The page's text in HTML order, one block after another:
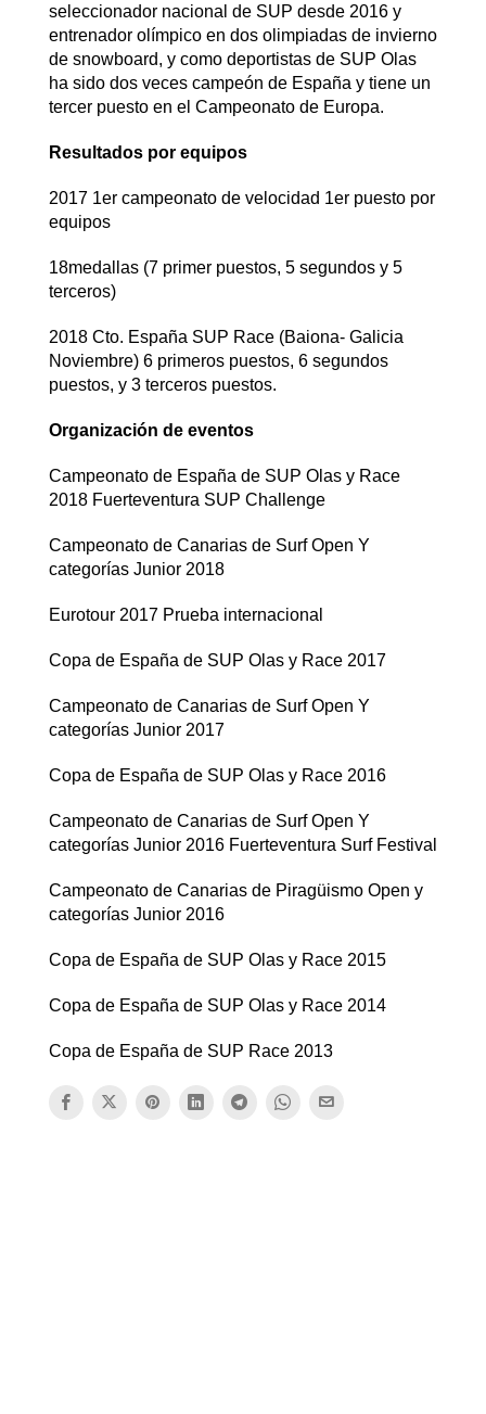
seleccionador nacional de SUP desde 2016 y
entrenador olímpico en dos olimpiadas de invierno
de snowboard, y como deportistas de SUP Olas
ha sido dos veces campeón de España y tiene un
tercer puesto en el Campeonato de Europa.
Resultados por equipos
2017 1er campeonato de velocidad 1er puesto por
equipos
18medallas (7 primer puestos, 5 segundos y 5
terceros)
2018 Cto. España SUP Race (Baiona- Galicia
Noviembre) 6 primeros puestos, 6 segundos
puestos, y 3 terceros puestos.
Organización de eventos
Campeonato de España de SUP Olas y Race
2018 Fuerteventura SUP Challenge
Campeonato de Canarias de Surf Open Y
categorías Junior 2018
Eurotour 2017 Prueba internacional
Copa de España de SUP Olas y Race 2017
Campeonato de Canarias de Surf Open Y
categorías Junior 2017
Copa de España de SUP Olas y Race 2016
Campeonato de Canarias de Surf Open Y
categorías Junior 2016 Fuerteventura Surf Festival
Campeonato de Canarias de Piragüismo Open y
categorías Junior 2016
Copa de España de SUP Olas y Race 2015
Copa de España de SUP Olas y Race 2014
Copa de España de SUP Race 2013